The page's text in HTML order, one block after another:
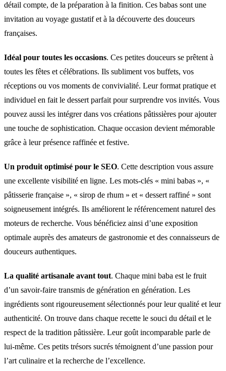
détail compte, de la préparation à la finition. Ces babas sont une
invitation au voyage gustatif et à la découverte des douceurs
françaises.
Idéal pour toutes les occasions. Ces petites douceurs se prêtent à
toutes les fêtes et célébrations. Ils subliment vos buffets, vos
réceptions ou vos moments de convivialité. Leur format pratique et
individuel en fait le dessert parfait pour surprendre vos invités. Vous
pouvez aussi les intégrer dans vos créations pâtissières pour ajouter
une touche de sophistication. Chaque occasion devient mémorable
grâce à leur présence raffinée et festive.
Un produit optimisé pour le SEO. Cette description vous assure
une excellente visibilité en ligne. Les mots-clés « mini babas », «
pâtisserie française », « sirop de rhum » et « dessert raffiné » sont
soigneusement intégrés. Ils améliorent le référencement naturel des
moteurs de recherche. Vous bénéficiez ainsi d’une exposition
optimale auprès des amateurs de gastronomie et des connaisseurs de
douceurs authentiques.
La qualité artisanale avant tout. Chaque mini baba est le fruit
d’un savoir-faire transmis de génération en génération. Les
ingrédients sont rigoureusement sélectionnés pour leur qualité et leur
authenticité. On trouve dans chaque recette le souci du détail et le
respect de la tradition pâtissière. Leur goût incomparable parle de
lui-même. Ces petits trésors sucrés témoignent d’une passion pour
l’art culinaire et la recherche de l’excellence.